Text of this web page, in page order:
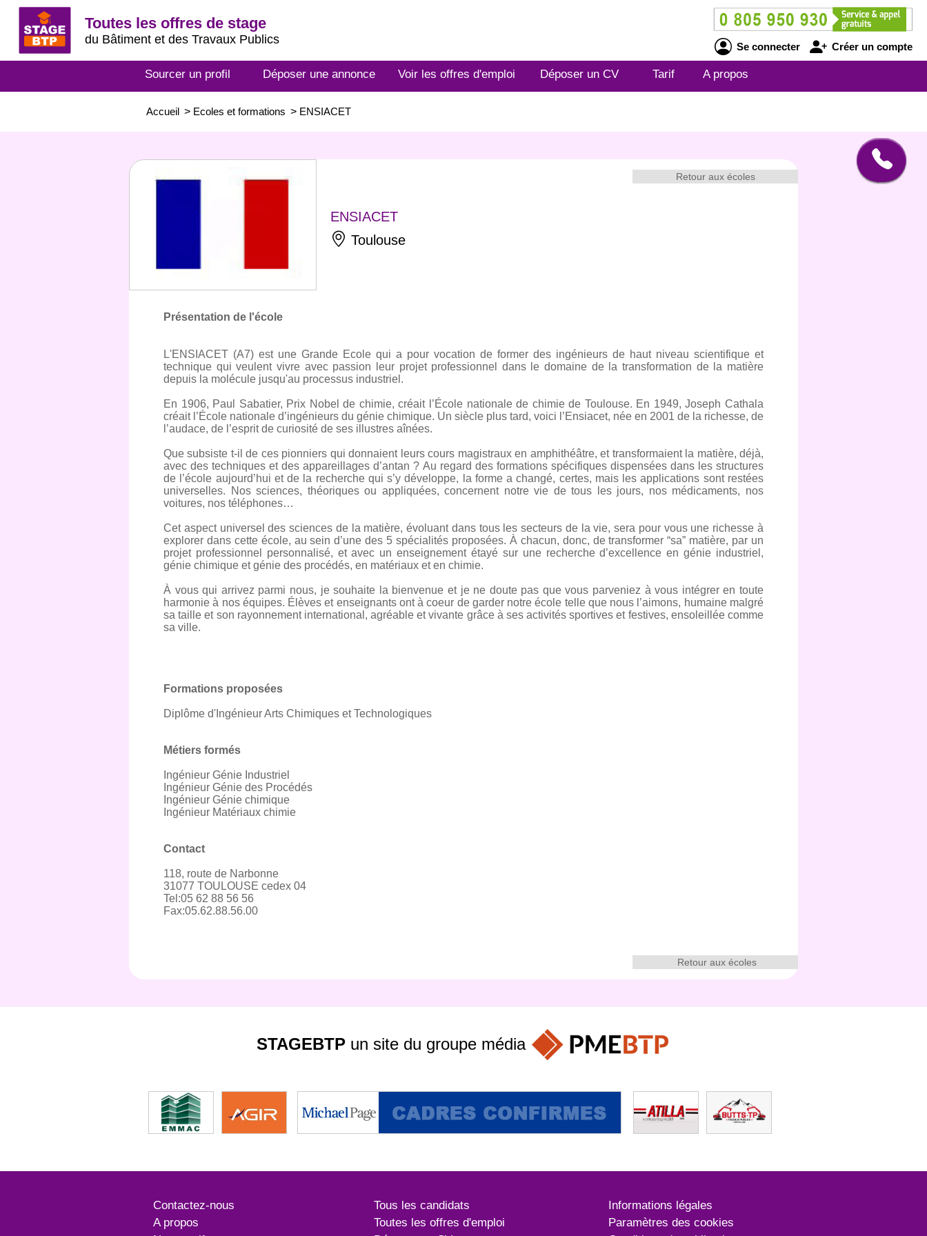
Toutes les offres de stage
du Bâtiment et des Travaux Publics
Se connecter Créer un compte
Sourcer un profil Déposer une annonce Voir les offres d'emploi Déposer un CV Tarif A propos
Accueil > Ecoles et formations > ENSIACET
Retour aux écoles
ENSIACET
Toulouse
Présentation de l'école
L'ENSIACET (A7) est une Grande Ecole qui a pour vocation de former des ingénieurs de haut niveau scientifique et
technique qui veulent vivre avec passion leur projet professionnel dans le domaine de la transformation de la matière
depuis la molécule jusqu'au processus industriel.
En 1906, Paul Sabatier, Prix Nobel de chimie, créait l’École nationale de chimie de Toulouse. En 1949, Joseph Cathala
créait l’École nationale d’ingénieurs du génie chimique. Un siècle plus tard, voici l’Ensiacet, née en 2001 de la richesse, de
l’audace, de l’esprit de curiosité de ses illustres aînées.
Que subsiste t-il de ces pionniers qui donnaient leurs cours magistraux en amphithéâtre, et transformaient la matière, déjà,
avec des techniques et des appareillages d’antan ? Au regard des formations spécifiques dispensées dans les structures
de l’école aujourd’hui et de la recherche qui s’y développe, la forme a changé, certes, mais les applications sont restées
universelles. Nos sciences, théoriques ou appliquées, concernent notre vie de tous les jours, nos médicaments, nos
voitures, nos téléphones…
Cet aspect universel des sciences de la matière, évoluant dans tous les secteurs de la vie, sera pour vous une richesse à
explorer dans cette école, au sein d’une des 5 spécialités proposées. À chacun, donc, de transformer “sa” matière, par un
projet professionnel personnalisé, et avec un enseignement étayé sur une recherche d’excellence en génie industriel,
génie chimique et génie des procédés, en matériaux et en chimie.
À vous qui arrivez parmi nous, je souhaite la bienvenue et je ne doute pas que vous parveniez à vous intégrer en toute
harmonie à nos équipes. Élèves et enseignants ont à coeur de garder notre école telle que nous l’aimons, humaine malgré
sa taille et son rayonnement international, agréable et vivante grâce à ses activités sportives et festives, ensoleillée comme
sa ville.
Formations proposées
Diplôme d'Ingénieur Arts Chimiques et Technologiques
Métiers formés
Ingénieur Génie Industriel
Ingénieur Génie des Procédés
Ingénieur Génie chimique
Ingénieur Matériaux chimie
Contact
118, route de Narbonne
31077 TOULOUSE cedex 04
Tel:05 62 88 56 56
Fax:05.62.88.56.00
Retour aux écoles
STAGEBTP un site du groupe média
Contactez-nous
A propos
Tous les candidats
Toutes les offres d'emploi
Informations légales
Paramètres des cookies